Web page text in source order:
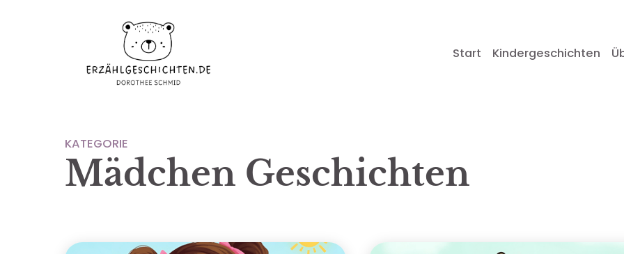
Start Kindergeschichten
KATEGORIE
Mädchen Geschichten